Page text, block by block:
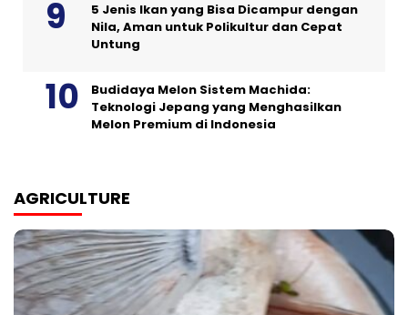
5 Jenis Ikan yang Bisa Dicampur dengan
Nila, Aman untuk Polikultur dan Cepat
Untung
Budidaya Melon Sistem Machida:
Teknologi Jepang yang Menghasilkan
Melon Premium di Indonesia
AGRICULTURE